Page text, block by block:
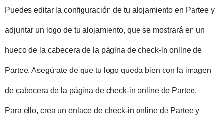
Puedes editar la configuración de tu alojamiento en Partee y
adjuntar un logo de tu alojamiento, que se mostrará en un
hueco de la cabecera de la página de check-in online de
Partee. Asegúrate de que tu logo queda bien con la imagen
de cabecera de la página de check-in online de Partee.
Para ello, crea un enlace de check-in online de Partee y